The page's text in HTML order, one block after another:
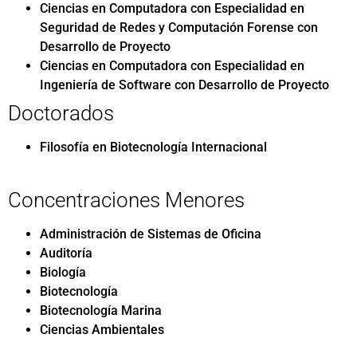
Ciencias en Computadora con Especialidad en
Seguridad de Redes y Computación Forense con
Desarrollo de Proyecto
Ciencias en Computadora con Especialidad en
Ingeniería de Software con Desarrollo de Proyecto
Doctorados
Filosofía en Biotecnología Internacional
Concentraciones Menores
Administración de Sistemas de Oficina
Auditoría
Biología
Biotecnología
Biotecnología Marina
Ciencias Ambientales